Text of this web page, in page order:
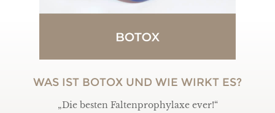
WAS IST BOTOX UND WIE WIRKT ES?
„Die besten Faltenprophylaxe ever!“